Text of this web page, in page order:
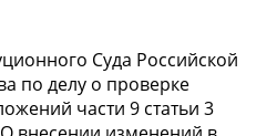
Суда Российской
по делу о проверке
части 9 статьи 3